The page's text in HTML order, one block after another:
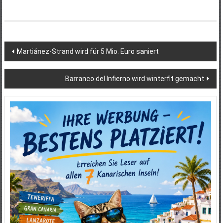
Beitragsnavigation
Martiánez-Strand wird für 5 Mio. Euro saniert
Barranco del Infierno wird winterfit gemacht